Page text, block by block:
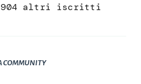
altri iscritti
COMMUNITY